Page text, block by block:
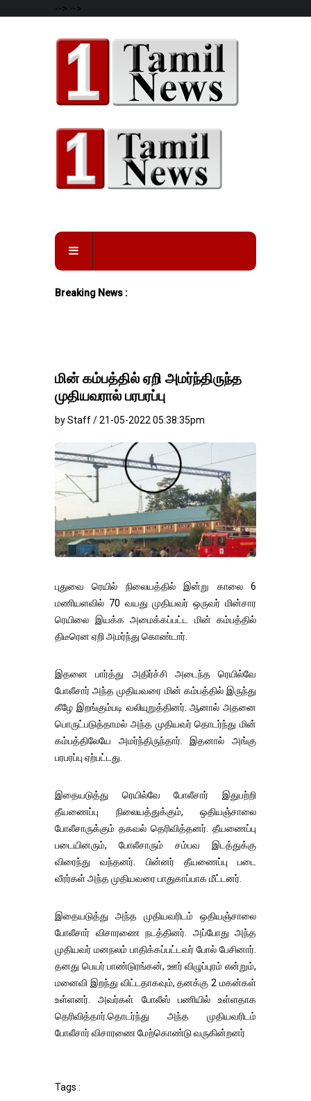
--> -->
Breaking News :
மின் கம்பத்தில் ஏறி அமர்ந்திருந்த
முதியவரால் பரபரப்பு
by Staff / 21-05-2022 05:38:35pm
புதுவை ரெயில் நிலையத்தில் இன்று காலை 6
மணியளவில் 70 வயது முதியவர் ஒருவர் மின்சார
ரெயிலை இயக்க அமைக்கப்பட்ட மின் கம்பத்தில்
திடீரென ஏறி அமர்ந்து கொண்டார்.
இதனை பார்த்து அதிர்ச்சி அடைந்த ரெயில்வே
போலீசார் அந்த முதியவரை மின் கம்பத்தில் இருந்து
கீழே இறங்கும்படி வலியுறுத்தினர். ஆனால் அதனை
பொருட்படுத்தாமல் அந்த முதியவர் தொடர்ந்து மின்
கம்பத்திலேயே அமர்ந்திருந்தார். இதனால் அங்கு
பரபரப்பு ஏற்பட்டது.
இதையடுத்து ரெயில்வே போலீசார் இதுபற்றி
தீயணைப்பு நிலையத்துக்கும், ஒதியஞ்சாலை
போலீசாருக்கும் தகவல் தெரிவித்தனர். தீயணைப்பு
படையினரும், போலீசாரும் சம்பவ இடத்துக்கு
விரைந்து வந்தனர். பின்னர் தீயணைப்பு படை
வீரர்கள் அந்த முதியவரை பாதுகாப்பாக மீட்டனர்.
இதையடுத்து அந்த முதியவரிடம் ஒதியஞ்சாலை
போலீசார் விசாரணை நடத்தினர். அப்போது அந்த
முதியவர் மனநலம் பாதிக்கப்பட்டவர் போல் பேசினார்.
தனது பெயர் பாண்டுரங்கன், ஊர் விழுப்புரம் என்றும்,
மனைவி இறந்து விட்டதாகவும், தனக்கு 2 மகன்கள்
உள்ளனர். அவர்கள் போலீஸ் பணியில் உள்ளதாக
தெரிவித்தார்.தொடர்ந்து அந்த முதியவரிடம்
போலீசார் விசாரணை மேற்கொண்டு வருகின்றனர்
Tags :